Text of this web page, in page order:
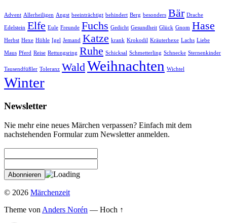
Advent Allerheiligen Angst beeinträchtigt behindert Berg besonders Bär Drache
Edelstein Elfe Eule Freunde Fuchs Gedicht Gesundheit Glück Gnom Hase
Herbst Hexe Höhle Igel Jemand Katze krank Krokodil Kräuterhexe Lachs Liebe
Maus Pferd Reise Rettungsring Ruhe Schicksal Schmetterling Schnecke Sternenkinder
Tausendfüßler Toleranz WaldWeihnachten Wichtel
Winter
Newsletter
Nie mehr eine neues Märchen verpassen? Einfach mit dem
nachstehenden Formular zum Newsletter anmelden.
© 2026 Märchenzeit
Theme von Anders Norén — Hoch ↑